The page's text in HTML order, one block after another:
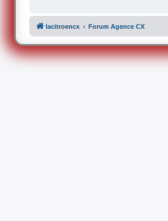
lacitroencx Forum Agence CX